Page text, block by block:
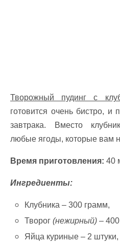
Творожный пудинг с
готовится очень бистро, и
завтрака. Вместо
любые ягоды, которые вам
Время приготовления: 40
Ингредиенты:
Клубника – 300 грамм,
Творог(нежирный) –
Яйца куриные – 2 штуки,